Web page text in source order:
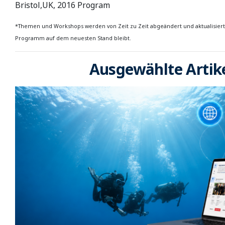
Bristol,UK, 2016 Program
*Themen und Workshops werden von Zeit zu Zeit abgeändert und
Programm auf dem neuesten Stand bleibt.
Ausgewählte